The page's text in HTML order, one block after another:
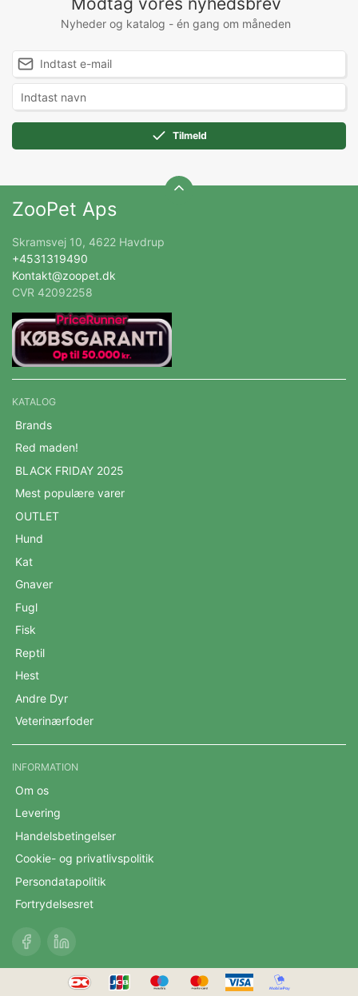
Nyheder og katalog - én gang om måneden
Tilmeld
ZooPet Aps
Skramsvej 10, 4622 Havdrup
+4531319490
Kontakt@zoopet.dk
CVR 42092258
KATALOG
Brands
Red maden!
BLACK FRIDAY 2025
Mest populære varer
OUTLET
Hund
Kat
Gnaver
Fugl
Fisk
Reptil
Hest
Andre Dyr
Veterinærfoder
INFORMATION
Om os
Levering
Handelsbetingelser
Cookie- og privatlivspolitik
Persondatapolitik
Fortrydelsesret